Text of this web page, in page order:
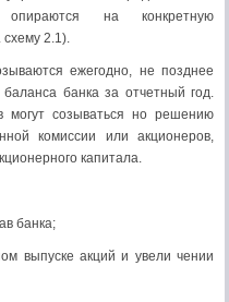
на конкретную
схему 2.1).
ежегодно, не позднее
банка за отчетный год.
могут созываться но решению
комиссии или акционеров,
капитала.
банка;
выпуске акций и увели чении